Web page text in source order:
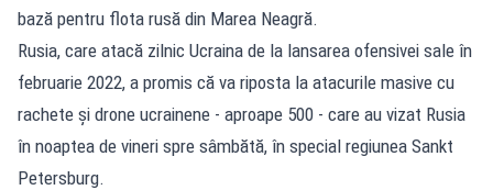
bază pentru flota rusă din Marea Neagră.
Rusia, care atacă zilnic Ucraina de la lansarea ofensivei sale în
februarie 2022, a promis că va riposta la atacurile masive cu
rachete şi drone ucrainene - aproape 500 - care au vizat Rusia
în noaptea de vineri spre sâmbătă, în special regiunea Sankt
Petersburg.